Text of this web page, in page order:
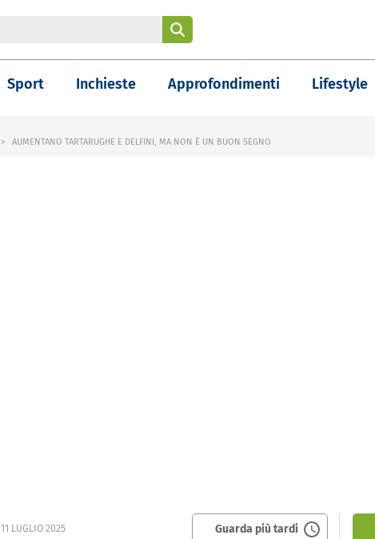
Sport Inchieste Approfondimenti Lifestyle
AUMENTANO TARTARUGHE E DELFINI, MA NON È UN BUON SEGNO
11 LUGLIO 2025 Guarda più tardi